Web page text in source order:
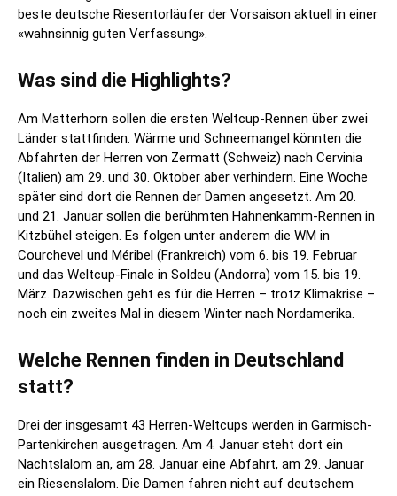
beste deutsche Riesentorläufer der Vorsaison aktuell in einer
«wahnsinnig guten Verfassung».
Was sind die Highlights?
Am Matterhorn sollen die ersten Weltcup-Rennen über zwei
Länder stattfinden. Wärme und Schneemangel könnten die
Abfahrten der Herren von Zermatt (Schweiz) nach Cervinia
(Italien) am 29. und 30. Oktober aber verhindern. Eine Woche
später sind dort die Rennen der Damen angesetzt. Am 20.
und 21. Januar sollen die berühmten Hahnenkamm-Rennen in
Kitzbühel steigen. Es folgen unter anderem die WM in
Courchevel und Méribel (Frankreich) vom 6. bis 19. Februar
und das Weltcup-Finale in Soldeu (Andorra) vom 15. bis 19.
März. Dazwischen geht es für die Herren – trotz Klimakrise –
noch ein zweites Mal in diesem Winter nach Nordamerika.
Welche Rennen finden in Deutschland
statt?
Drei der insgesamt 43 Herren-Weltcups werden in Garmisch-
Partenkirchen ausgetragen. Am 4. Januar steht dort ein
Nachtslalom an, am 28. Januar eine Abfahrt, am 29. Januar
ein Riesenslalom. Die Damen fahren nicht auf deutschem